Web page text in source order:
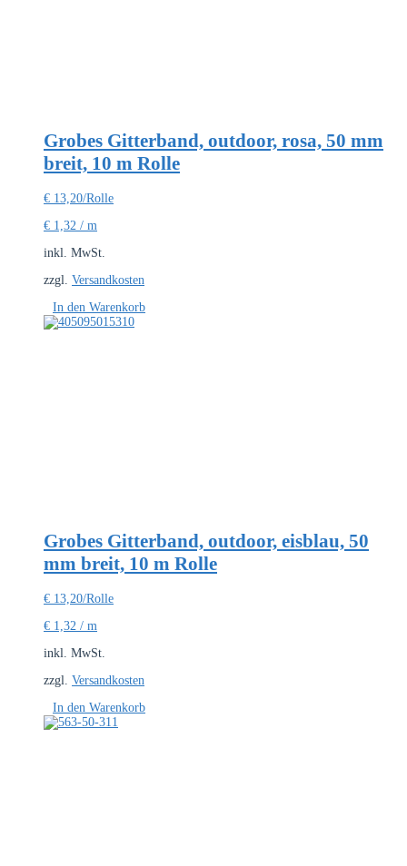
Grobes Gitterband, outdoor, rosa, 50 mm
breit, 10 m Rolle
€ 13,20/Rolle
€ 1,32 / m
inkl. MwSt.
zzgl. Versandkosten
In den Warenkorb
Grobes Gitterband, outdoor, eisblau, 50
mm breit, 10 m Rolle
€ 13,20/Rolle
€ 1,32 / m
inkl. MwSt.
zzgl. Versandkosten
In den Warenkorb